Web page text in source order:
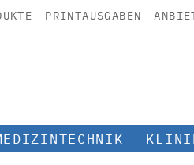
PRINTAUSGABEN